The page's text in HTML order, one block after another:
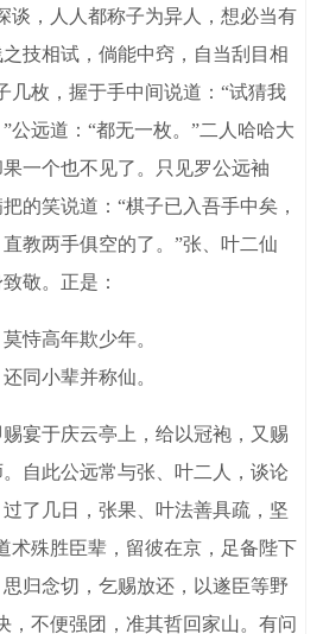
谈，人人都称子为异人，想必当有
技相试，倘能中窍，自当刮目相
几枚，握于手中间说道：“试猜我
公远道：“都无一枚。”二人哈哈大
一个也不见了。只见罗公远袖
的笑说道：“棋子已入吾手中矣，
教两手俱空的了。”张、叶二仙
敬。正是：
高年欺少年。
小辈并称仙。
于庆云亭上，给以冠袍，又赐
自此公远常与张、叶二人，谈论
了几日，张果、叶法善具疏，坚
术殊胜臣辈，留彼在京，足备陛下
归念切，乞赐放还，以遂臣等野
，不便强团，准其哲回家山。有问